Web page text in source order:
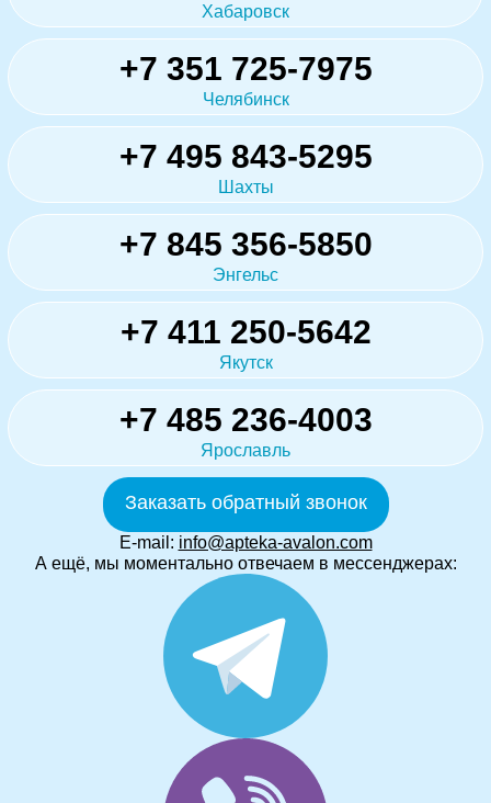
Хабаровск
+7 351 725-7975
Челябинск
+7 495 843-5295
Шахты
+7 845 356-5850
Энгельс
+7 411 250-5642
Якутск
+7 485 236-4003
Ярославль
Заказать обратный звонок
E-mail: info@apteka-avalon.com
А ещё, мы моментально отвечаем в мессенджерах: